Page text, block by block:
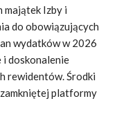
majątek Izby i
do obowiązujących
wydatków w 2026
i doskonalenie
rewidentów. Środki
platformy